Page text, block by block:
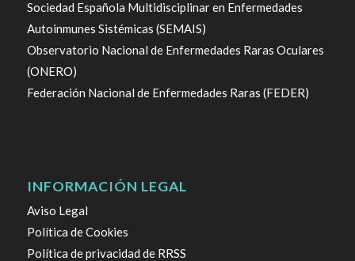
Sociedad Española Multidisciplinar en Enfermedades
Autoinmunes Sistémicas (SEMAIS)
Observatorio Nacional de Enfermedades Raras Oculares
(ONERO)
Federación Nacional de Enfermedades Raras (FEDER)
INFORMACIÓN LEGAL
Aviso Legal
Política de Cookies
Política de privacidad de RRSS